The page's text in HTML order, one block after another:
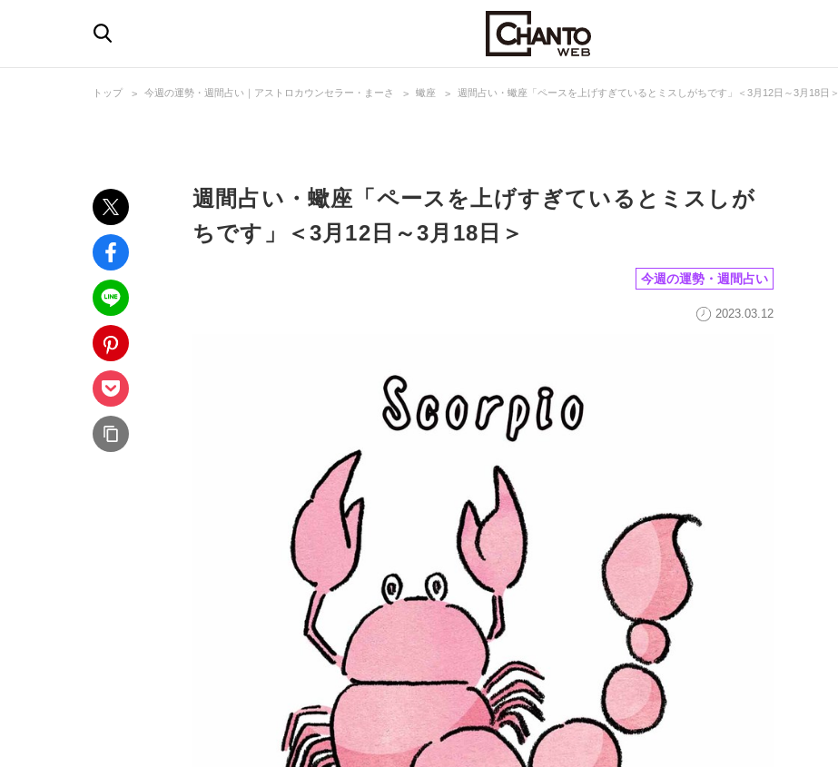
トップ 今週の運勢・週間占い｜アストロカウンセラー・まーさ 蠍座 週間占い・蠍座「ペースを上げすぎているとミスしがちです」＜3月12日～3月18日＞
週間占い・蠍座「ペースを上げすぎているとミスしが
ちです」＜3月12日～3月18日＞
今週の運勢・週間占い
2023.03.12